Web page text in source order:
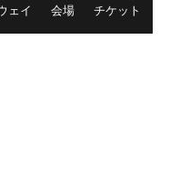
ェイ 会場 チケット